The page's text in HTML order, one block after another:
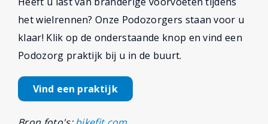
het wielrennen? Onze Podozorgers staan voor u
klaar! Klik op de onderstaande knop en vind een
Podozorg praktijk bij u in de buurt.
Vind een praktijk